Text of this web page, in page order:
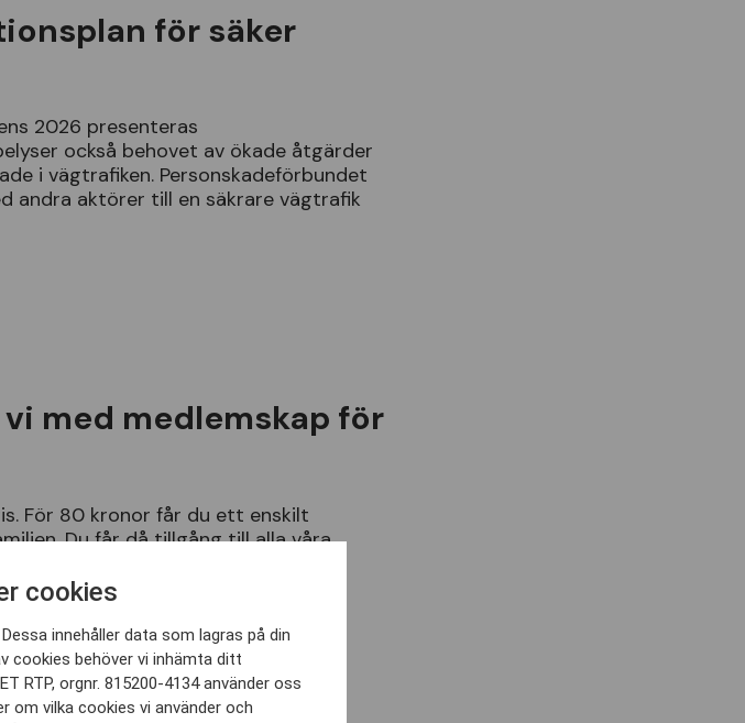
för säker
2026 presenteras
också behovet av ökade åtgärder
i vägtrafiken. Personskadeförbundet
andra aktörer till en säkrare vägtrafik
med medlemskap för
. För 80 kronor får du ett enskilt
.Du får dåtillgång till alla våra
kronor familj
cookies
innehåller data som lagras på din
cookies behöver vi inhämta ditt
RTP, orgnr. 815200-4134 använder oss
om vilka cookies vi använder och